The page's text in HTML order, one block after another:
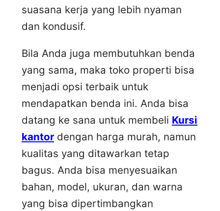
suasana kerja yang lebih nyaman
dan kondusif.
Bila Anda juga membutuhkan benda
yang sama, maka toko properti bisa
menjadi opsi terbaik untuk
mendapatkan benda ini. Anda bisa
datang ke sana untuk membeli Kursi
kantor dengan harga murah, namun
kualitas yang ditawarkan tetap
bagus. Anda bisa menyesuaikan
bahan, model, ukuran, dan warna
yang bisa dipertimbangkan